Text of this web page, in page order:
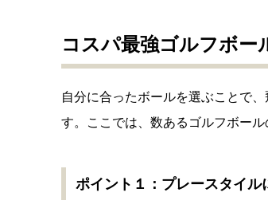
コスパ最強ゴルフボー
自分に合ったボールを選ぶことで
す。ここでは、数あるゴルフボー
ポイント１：プレースタイ